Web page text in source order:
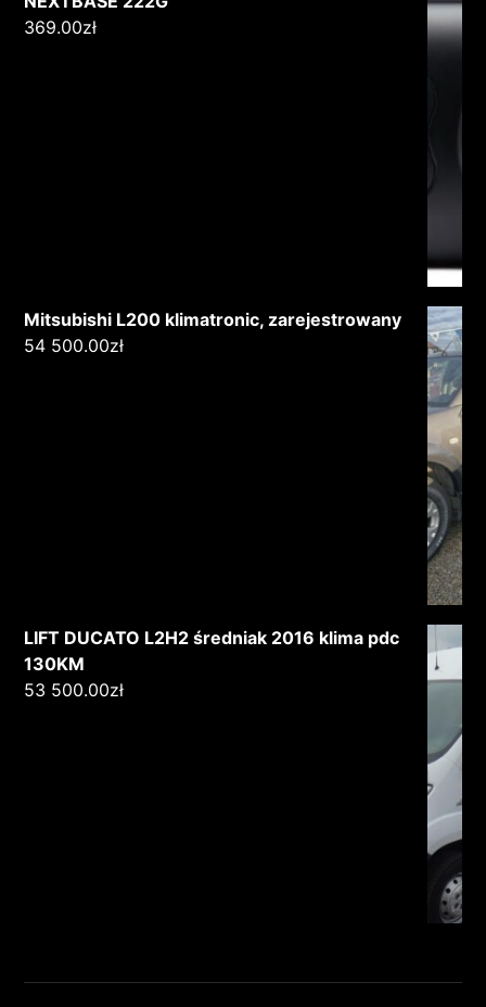
369.00zł
Mitsubishi L200 klimatronic, zarejestrowany
54 500.00zł
LIFT DUCATO L2H2 średniak 2016 klima pdc
130KM
53 500.00zł